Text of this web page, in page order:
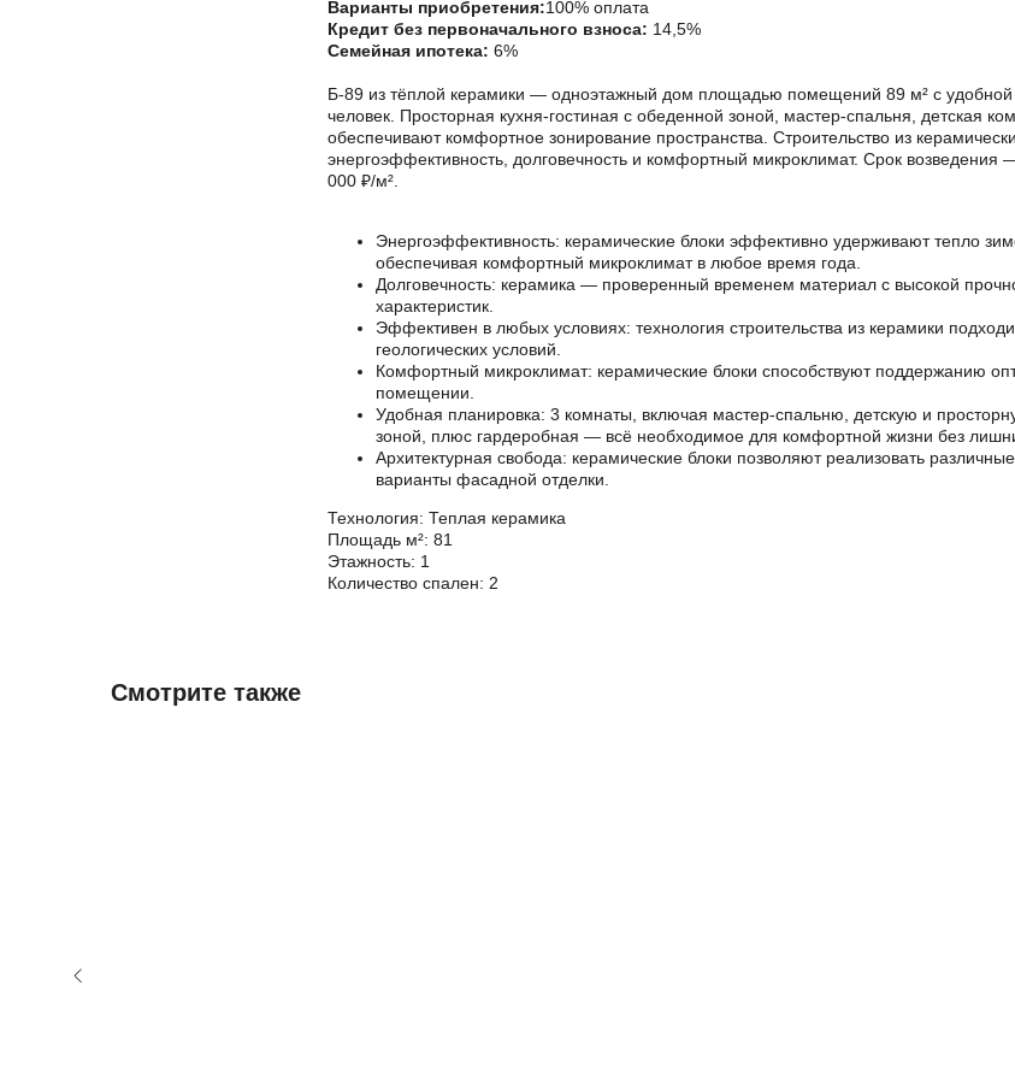
Варианты приобретения:100% оплата
Кредит без первоначального взноса: 14,5%
Семейная ипотека: 6%
Б-89 из тёплой керамики — одноэтажный дом площадью помещений 89 м² с удобной
человек. Просторная кухня-гостиная с обеденной зоной, мастер-спальня, детская
обеспечивают комфортное зонирование пространства. Строительство из
энергоэффективность, долговечность и комфортный микроклимат. Срок
000 ₽/м².
Энергоэффективность: керамические блоки эффективно удерживают тепло
обеспечивая комфортный микроклимат в любое время года.
Долговечность: керамика — проверенный временем материал с высокой
характеристик.
Эффективен в любых условиях: технология строительства из керамики
геологических условий.
Комфортный микроклимат: керамические блоки способствуют поддержанию
помещении.
Удобная планировка: 3 комнаты, включая мастер-спальню, детскую и
зоной, плюс гардеробная — всё необходимое для комфортной жизни без
Архитектурная свобода: керамические блоки позволяют реализовать
варианты фасадной отделки.
Технология: Теплая керамика
Площадь м²: 81
Этажность: 1
Количество спален: 2
Смотрите также